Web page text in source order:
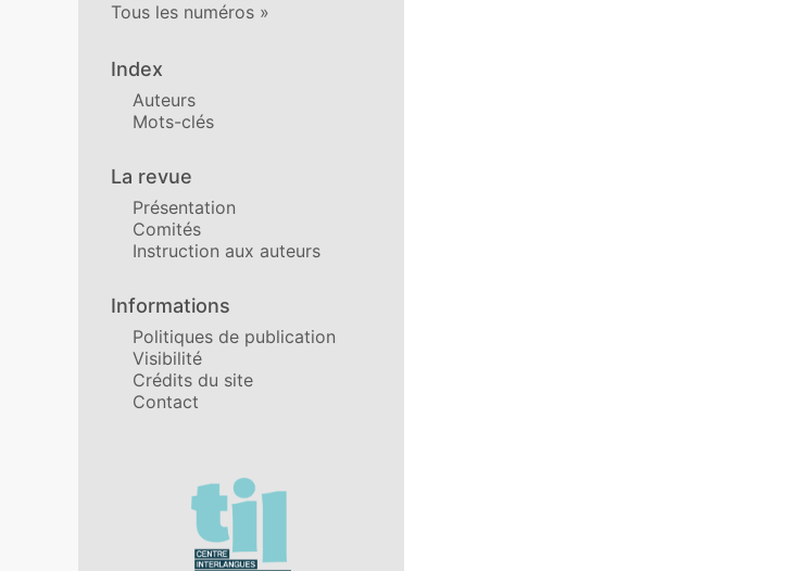
Tous les numéros
Index
Auteurs
Mots-clés
La revue
Présentation
Comités
Instruction aux auteurs
Informations
Politiques de publication
Visibilité
Crédits du site
Contact
Affiliations/partenaires